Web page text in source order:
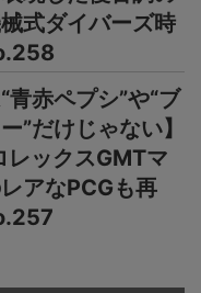
式ダイバーズ時
“青赤ペプシ”や“ブ
”だけじゃない】
ックスGMTマ
アなPCGも再